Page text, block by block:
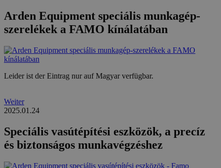
Arden Equipment speciális munkagép-
szerelékek a FAMO kínálatában
Leider ist der Eintrag nur auf Magyar verfügbar.
Weiter
2025.01.24
Speciális vasútépítési eszközök, a precíz
és biztonságos munkavégzéshez